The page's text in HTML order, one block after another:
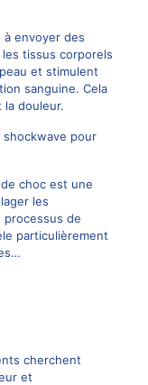
envoyer des
tissus corporels
et stimulent
sanguine. Cela
douleur.
pour
choc est une
les
de
particulièrement
cherchent
et